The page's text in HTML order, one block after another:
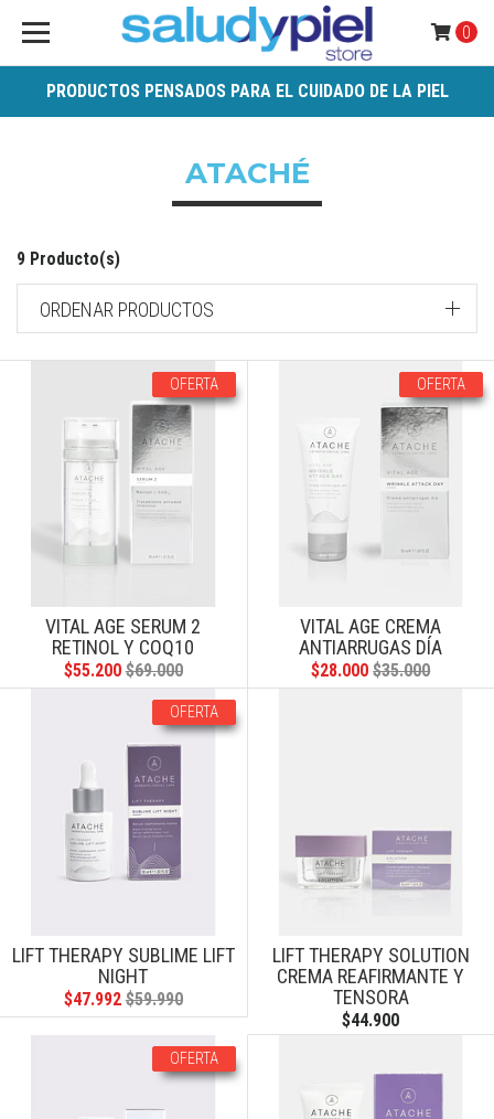
PRODUCTOS PENSADOS PARA EL CUIDADO DE LA PIEL
0
ATACHÉ
9 Producto(s)
ORDENAR PRODUCTOS
OFERTA
VITAL AGE SERUM 2
RETINOL Y COQ10
$55.200 $69.000
OFERTA
VITAL AGE CREMA
ANTIARRUGAS DÍA
$28.000 $35.000
OFERTA
LIFT THERAPY SUBLIME LIFT
NIGHT
$47.992 $59.990
LIFT THERAPY SOLUTION
CREMA REAFIRMANTE Y
TENSORA
$44.900
OFERTA